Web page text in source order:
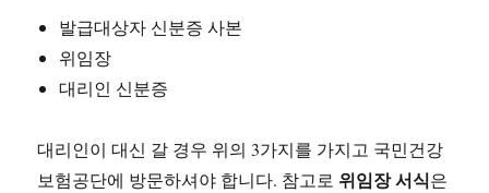
발급대상자 신분증 사본
위임장
대리인 신분증
대리인이 대신 갈 경우 위의 3가지를 가지고 국민건강
보험공단에 방문하셔야 합니다. 참고로 위임장 서식은